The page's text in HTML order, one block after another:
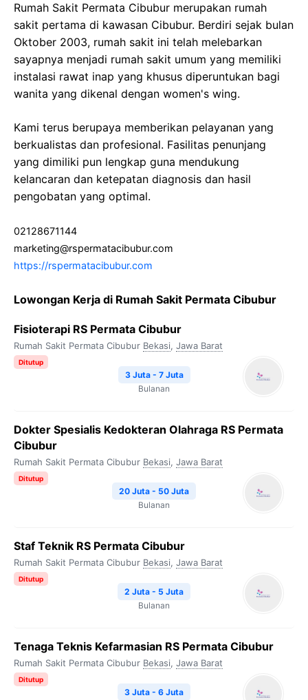
Rumah Sakit Permata Cibubur merupakan rumah
sakit pertama di kawasan Cibubur. Berdiri sejak bulan
Oktober 2003, rumah sakit ini telah melebarkan
sayapnya menjadi rumah sakit umum yang memiliki
instalasi rawat inap yang khusus diperuntukan bagi
wanita yang dikenal dengan women's wing.
Kami terus berupaya memberikan pelayanan yang
berkualistas dan profesional. Fasilitas penunjang
yang dimiliki pun lengkap guna mendukung
kelancaran dan ketepatan diagnosis dan hasil
pengobatan yang optimal.
02128671144
marketing@rspermatacibubur.com
https://rspermatacibubur.com
Lowongan Kerja di Rumah Sakit Permata Cibubur
Fisioterapi RS Permata Cibubur
Rumah Sakit Permata Cibubur Bekasi, Jawa Barat
Ditutup
3 Juta - 7 Juta
Bulanan
Dokter Spesialis Kedokteran Olahraga RS Permata
Cibubur
Rumah Sakit Permata Cibubur Bekasi, Jawa Barat
Ditutup
20 Juta - 50 Juta
Bulanan
Staf Teknik RS Permata Cibubur
Rumah Sakit Permata Cibubur Bekasi, Jawa Barat
Ditutup
2 Juta - 5 Juta
Bulanan
Tenaga Teknis Kefarmasian RS Permata Cibubur
Rumah Sakit Permata Cibubur Bekasi, Jawa Barat
Ditutup
3 Juta - 6 Juta